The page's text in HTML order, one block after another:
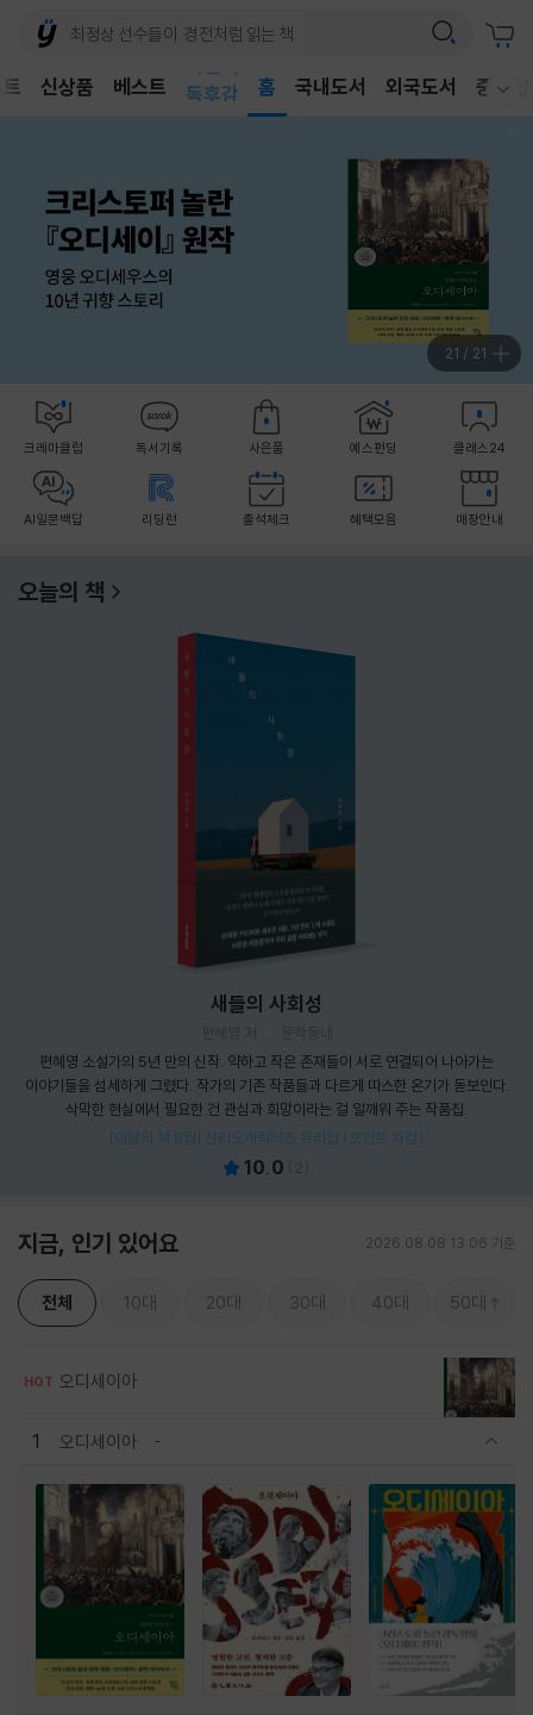
신상품 베스트
독후감
홈 국내도서 외국도서 중고샵
21 / 21
크레마클럽 독서기록 사은품 예스펀딩 클래스24
AI일문백답 리딩런 출석체크 혜택모음 매장안내
오늘의 책
새들의 사회성
편혜영 소설가의 5년 만의 신작. 약하고 작은 존재들이 서로 연결되어 나아가는
이야기들을 섬세하게 그렸다. 작가의 기존 작품들과 다르게 따스한 온기가 돋보인다.
삭막한 현실에서 필요한 건 관심과 희망이라는 걸 일깨워 주는 작품집.
[이달의 책 8월] 산리오캐릭터즈 유리컵 (포인트 차감)
10.0
지금, 인기 있어요 2026.08.08 13:06 기준
전체 10대 20대 30대 40대 50대
HOT 오디세이아
1 오디세이아